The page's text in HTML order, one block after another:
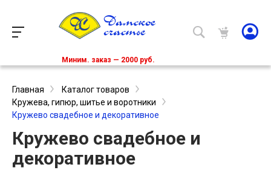
Миним. заказ — 2000 руб.
Главная
Каталог товаров
Кружева, гипюр, шитье и воротники
Кружево свадебное и декоративное
Кружево свадебное и
декоративное